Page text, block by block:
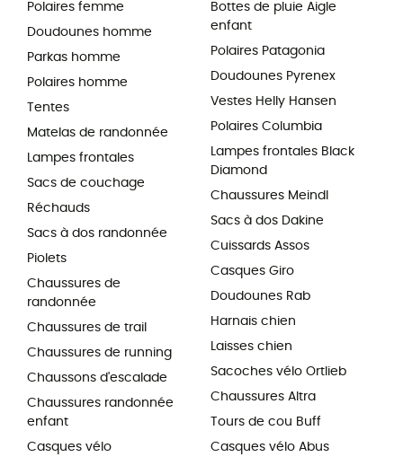
Polaires femme
Doudounes homme
Parkas homme
Polaires homme
Tentes
Matelas de randonnée
Lampes frontales
Sacs de couchage
Réchauds
Sacs à dos randonnée
Piolets
Chaussures de
randonnée
Chaussures de trail
Chaussures de running
Chaussons d'escalade
Chaussures randonnée
enfant
Casques vélo
Bottes de pluie Aigle
enfant
Polaires Patagonia
Doudounes Pyrenex
Vestes Helly Hansen
Polaires Columbia
Lampes frontales Black
Diamond
Chaussures Meindl
Sacs à dos Dakine
Cuissards Assos
Casques Giro
Doudounes Rab
Harnais chien
Laisses chien
Sacoches vélo Ortlieb
Chaussures Altra
Tours de cou Buff
Casques vélo Abus